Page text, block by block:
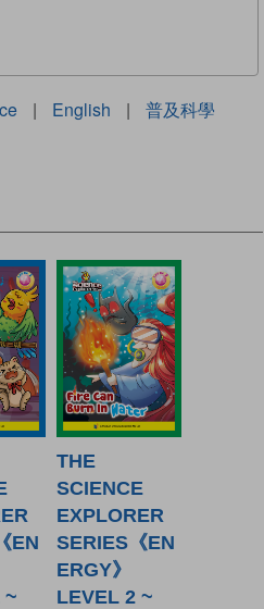
| English | 普及科學
EN
~
THE
SCIENCE
EXPLORER
SERIES《EN
ERGY》
LEVEL 2 ~